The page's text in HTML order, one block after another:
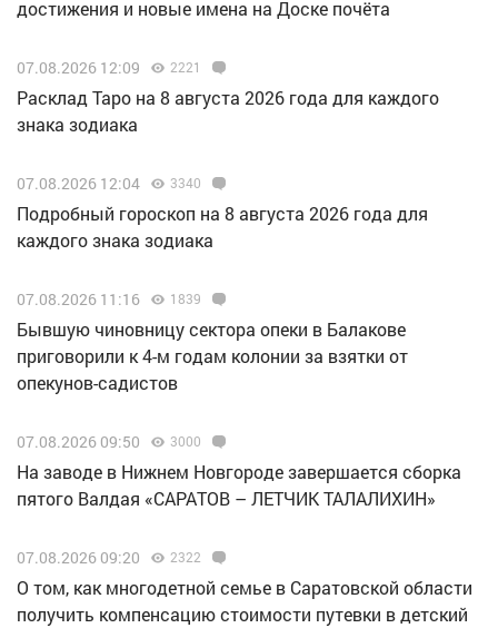
достижения и новые имена на Доске почёта
07.08.2026 12:09 2221
Расклад Таро на 8 августа 2026 года для каждого
знака зодиака
07.08.2026 12:04 3340
Подробный гороскоп на 8 августа 2026 года для
каждого знака зодиака
07.08.2026 11:16 1839
Бывшую чиновницу сектора опеки в Балакове
приговорили к 4-м годам колонии за взятки от
опекунов-садистов
07.08.2026 09:50 3000
Н️а заводе в Нижнем Новгороде завершается сборка
пятого Валдая «САРАТОВ – ЛЕТЧИК ТАЛАЛИХИН»
07.08.2026 09:20 2322
О том, как многодетной семье в Саратовской области
получить компенсацию стоимости путевки в детский